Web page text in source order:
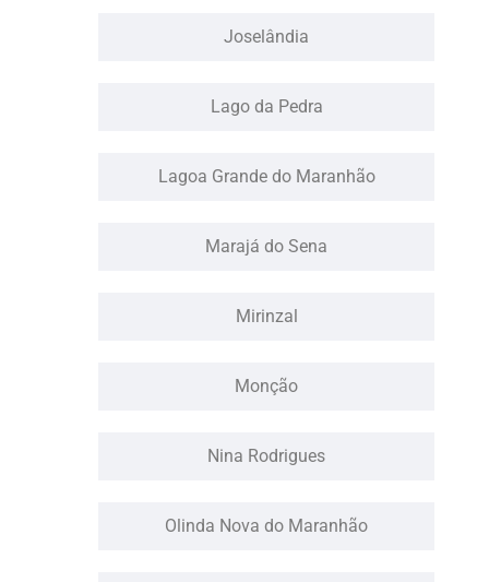
Joselândia
Lago da Pedra
Lagoa Grande do Maranhão
Marajá do Sena
Mirinzal
Monção
Nina Rodrigues
Olinda Nova do Maranhão